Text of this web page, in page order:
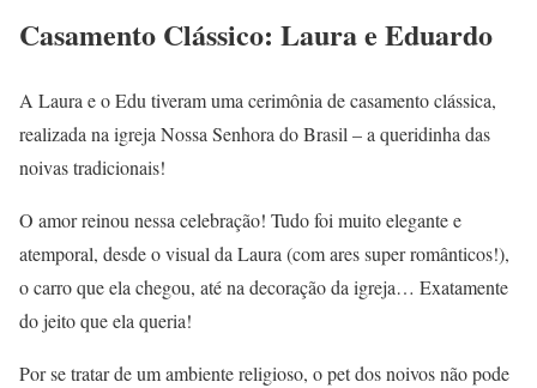
Casamento Clássico: Laura e Eduardo
A Laura e o Edu tiveram uma cerimônia de casamento clássica,
realizada na igreja Nossa Senhora do Brasil – a queridinha das
noivas tradicionais!
O amor reinou nessa celebração! Tudo foi muito elegante e
atemporal, desde o visual da Laura (com ares super românticos!),
o carro que ela chegou, até na decoração da igreja… Exatamente
do jeito que ela queria!
Por se tratar de um ambiente religioso, o pet dos noivos não pode